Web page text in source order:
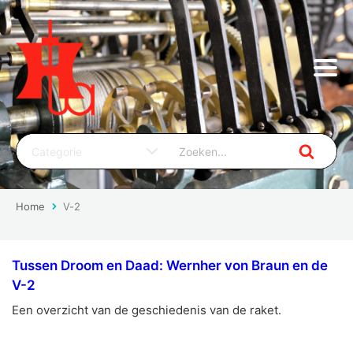
Home V-2
Tussen Droom en Daad: Wernher von Braun en de
V-2
Een overzicht van de geschiedenis van de raket.